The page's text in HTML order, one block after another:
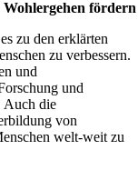
fördern
zu den erklärten
zu verbessern.
und
und
Auch die
von
welt-weit zu